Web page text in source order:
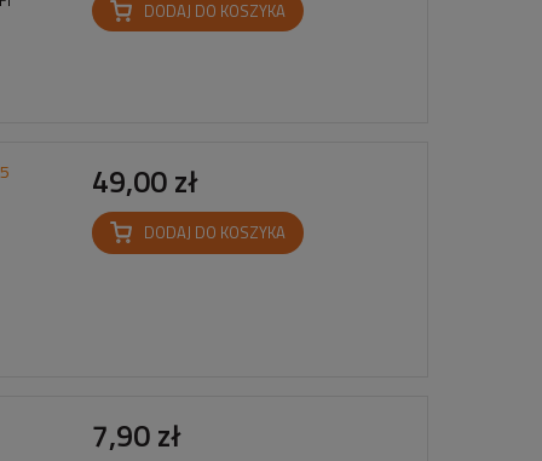
DODAJ DO KOSZYKA
49,00 zł
DODAJ DO KOSZYKA
7,90 zł